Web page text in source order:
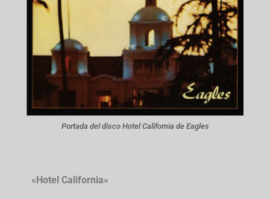
Portada del disco Hotel California de Eagles
«Hotel California»